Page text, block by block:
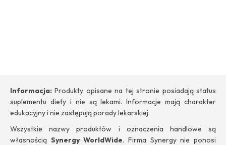
Informacja: Produkty opisane na tej stronie posiadają status
suplementu diety i nie są lekami. Informacje mają charakter
edukacyjny i nie zastępują porady lekarskiej.
Wszystkie nazwy produktów i oznaczenia handlowe są
własnością Synergy WorldWide. Firma Synergy nie ponosi